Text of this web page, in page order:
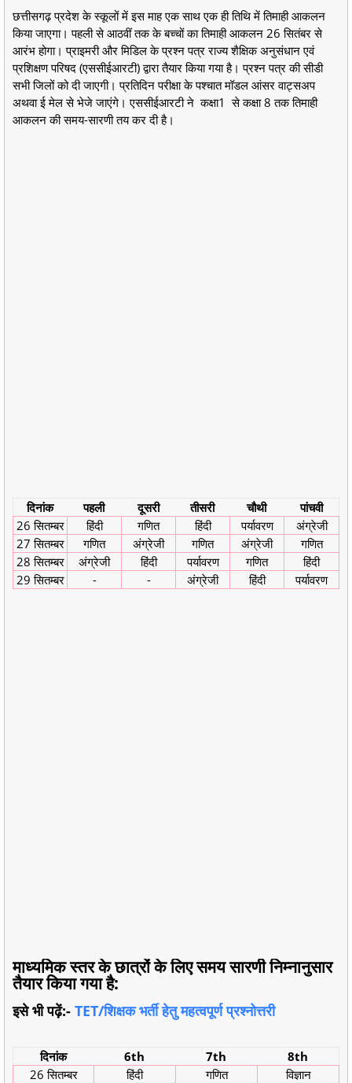
छत्तीसगढ़ प्रदेश के स्कूलों में इस माह एक साथ एक ही तिथि में तिमाही आकलन
किया जाएगा। पहली से आठवीं तक के बच्चों का तिमाही आकलन 26 सितंबर से
आरंभ होगा। प्राइमरी और मिडिल के प्रश्न पत्र राज्य शैक्षिक अनुसंधान एवं
प्रशिक्षण परिषद (एससीईआरटी) द्वारा तैयार किया गया है। प्रश्न पत्र की सीडी
सभी जिलों को दी जाएगी। प्रतिदिन परीक्षा के पश्चात मॉडल आंसर वाट्सअप
अथवा ई मेल से भेजे जाएंगे। एससीईआरटी ने कक्षा1 से कक्षा 8 तक तिमाही
आकलन की समय-सारणी तय कर दी है।
दिनांक पहली दूसरी तीसरी चौथी
पांचवी
26 सितम्बर
हिंदी गणित हिंदी पर्यावरण
अंग्रेजी
27 सितम्बर
गणित अंग्रेजी गणित अंग्रेजी
गणित
28 सितम्बर
अंग्रेजी हिंदी पर्यावरण गणित
हिंदी
29 सितम्बर
- - अंग्रेजी हिंदी पर्यावरण
माध्यमिक स्तर के छात्रों के लिए समय सारणी निम्नानुसार
तैयार किया गया है:
इसे भी पढ़ें:- TET/शिक्षक भर्ती हेतु महत्वपूर्ण प्रश्नोत्तरी
दिनांक 6th 7th
8th
26 सितम्बर
हिंदी गणित
विज्ञान